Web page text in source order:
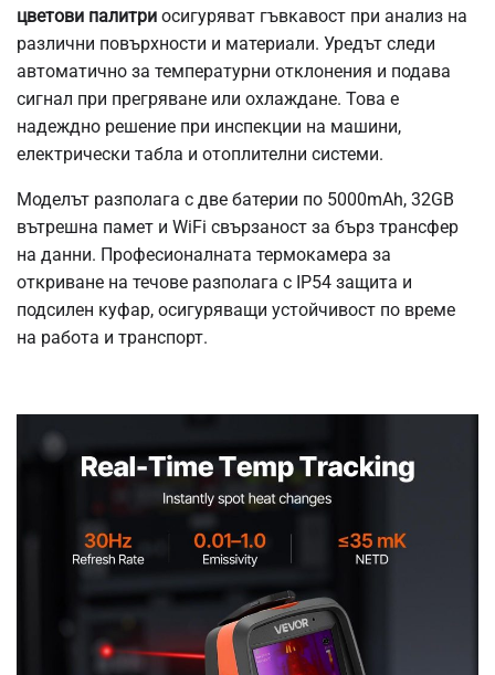
цветови палитри осигуряват гъвкавост при анализ на
различни повърхности и материали. Уредът следи
автоматично за температурни отклонения и подава
сигнал при прегряване или охлаждане. Това е
надеждно решение при инспекции на машини,
електрически табла и отоплителни системи.
Моделът разполага с две батерии по 5000mAh, 32GB
вътрешна памет и WiFi свързаност за бърз трансфер
на данни. Професионалната термокамера за
откриване на течове разполага с IP54 защита и
подсилен куфар, осигуряващи устойчивост по време
на работа и транспорт.